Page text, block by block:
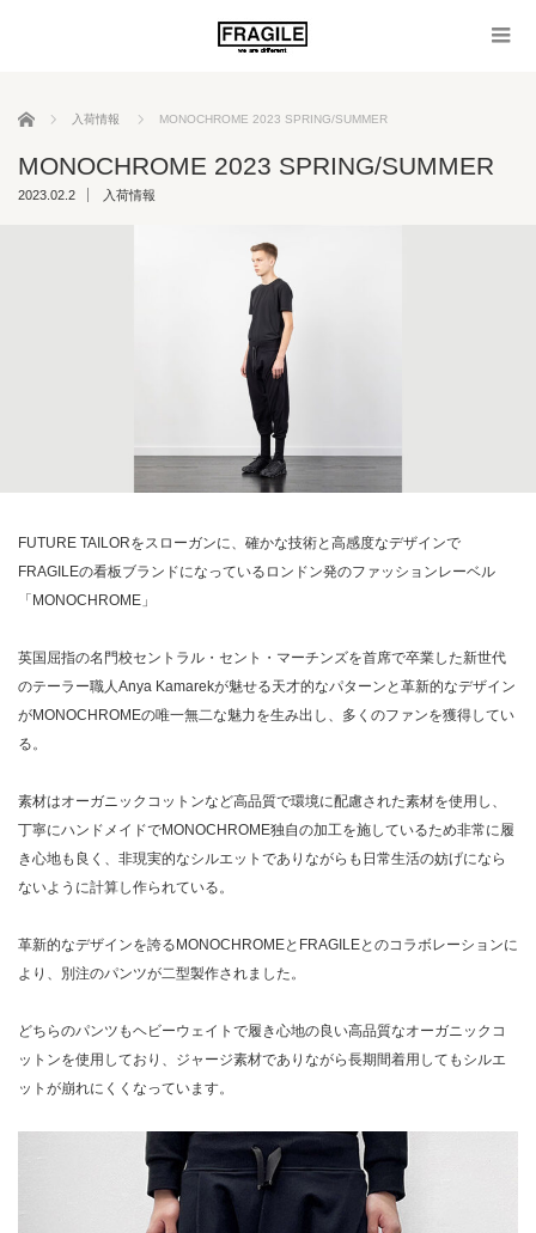
ホーム 入荷情報 MONOCHROME 2023 SPRING/SUMMER
MONOCHROME 2023 SPRING/SUMMER
2023.02.2 入荷情報
FUTURE TAILORをスローガンに、確かな技術と高感度なデザインで
FRAGILEの看板ブランドになっているロンドン発のファッションレーベル
「MONOCHROME」
英国屈指の名門校セントラル・セント・マーチンズを首席で卒業した新世代
のテーラー職人Anya Kamarekが魅せる天才的なパターンと革新的なデザイン
がMONOCHROMEの唯一無二な魅力を生み出し、多くのファンを獲得してい
る。
素材はオーガニックコットンなど高品質で環境に配慮された素材を使用し、
丁寧にハンドメイドでMONOCHROME独自の加工を施しているため非常に履
き心地も良く、非現実的なシルエットでありながらも日常生活の妨げになら
ないように計算し作られている。
革新的なデザインを誇るMONOCHROMEとFRAGILEとのコラボレーションに
より、別注のパンツが二型製作されました。
どちらのパンツもヘビーウェイトで履き心地の良い高品質なオーガニックコ
ットンを使用しており、ジャージ素材でありながら長期間着用してもシルエ
ットが崩れにくくなっています。